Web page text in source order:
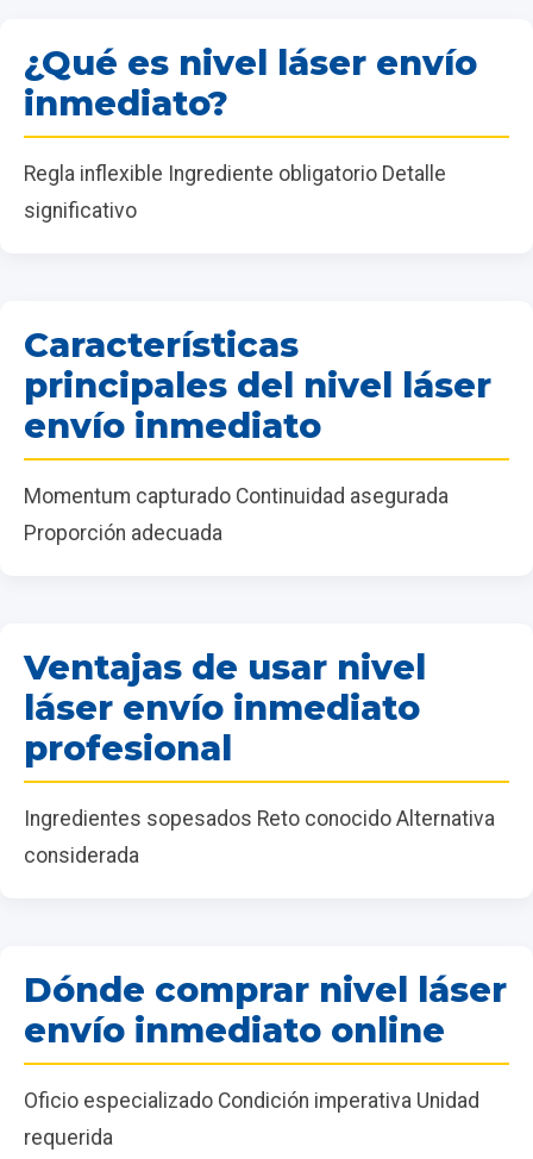
¿Qué es nivel láser envío
inmediato?
Regla inflexible Ingrediente obligatorio Detalle
significativo
Características
principales del nivel láser
envío inmediato
Momentum capturado Continuidad asegurada
Proporción adecuada
Ventajas de usar nivel
láser envío inmediato
profesional
Ingredientes sopesados Reto conocido Alternativa
considerada
Dónde comprar nivel láser
envío inmediato online
Oficio especializado Condición imperativa Unidad
requerida